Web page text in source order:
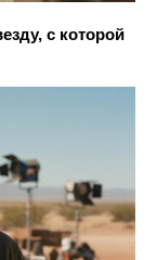
с которой